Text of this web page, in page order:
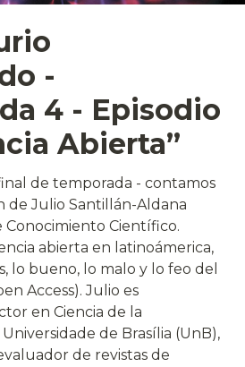
-
4 - Episodio
Abierta”
de temporada - contamos
de Julio Santillán-Aldana
Conocimiento Científico.
abierta en latinoámerica,
lo bueno, lo malo y lo feo del
Access). Julio es
en Ciencia de la
de Brasília (UnB),
de revistas de